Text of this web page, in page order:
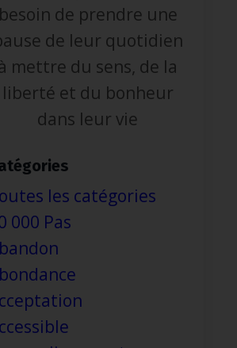
besoin de prendre une
de leur quotidien
mettre du sens, de la
liberté et du bonheur
dans leur vie
les catégories
000 Pas